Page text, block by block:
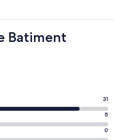
Batiment
31
5
0